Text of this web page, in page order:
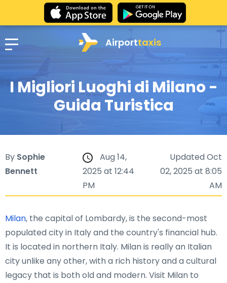
Airporttaxis
I Migliori Luoghi di Milano -
Guida Turistica
By Sophie
Bennett
Aug 14,
2025 at 12:44
PM
Updated Oct
02, 2025 at 8:05
AM
Milan, the capital of Lombardy, is the second-most
populated city in Italy and the country's financial hub.
It is located in northern Italy. Milan is really an Italian
city unlike any other, with a rich history and a cultural
legacy that is both old and modern. Visit Milan to